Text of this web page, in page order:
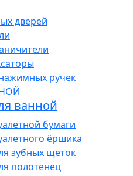
дверей
ручек
ванной
бумаги
ёршика
зубных щеток
полотенец